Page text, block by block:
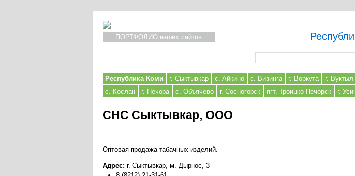
ПОРТФОЛИО наших сайтов
Республика Коми г. Сыктывкар с. Айкино с. Визинга г. Воркута г. Вуктыл
с. Кослан
г. Печора с. Объячево г. Сосногорск пгт. Троицко-Печорск г.
СНС Сыктывкар, ООО
Оптовая продажа табачных изделий.
Адрес: г. Сыктывкар, м. Дырнос, 3